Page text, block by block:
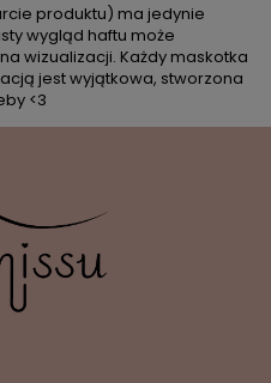
produktu) ma jedynie
wygląd haftu może
wizualizacji. Każdy maskotka
jest wyjątkowa, stworzona
<3